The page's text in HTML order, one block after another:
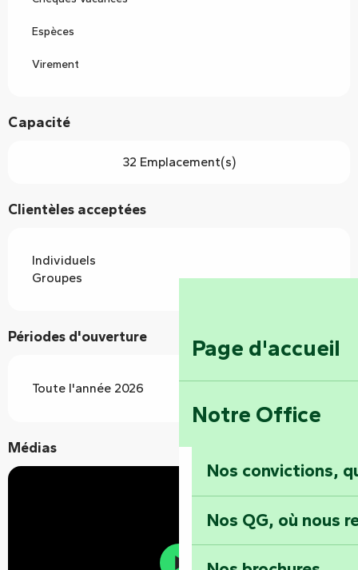
Page d'accueil
Notre Office
Nos convictions,
Nos QG, où nous
Espèces
Virement
Capacité
32 Emplacement(s)
Clientèles acceptées
Individuels
Groupes
Périodes d'ouverture
Toute l'année 2026
Médias